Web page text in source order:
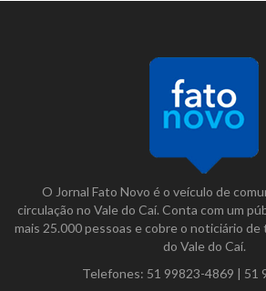
O Jornal Fato Novo é o veículo de
circulação no Vale do Caí. Conta com um
mais 25.000 pessoas e cobre o noticiário
do Vale do Caí.
Telefones: 51 99823-4869 | 51